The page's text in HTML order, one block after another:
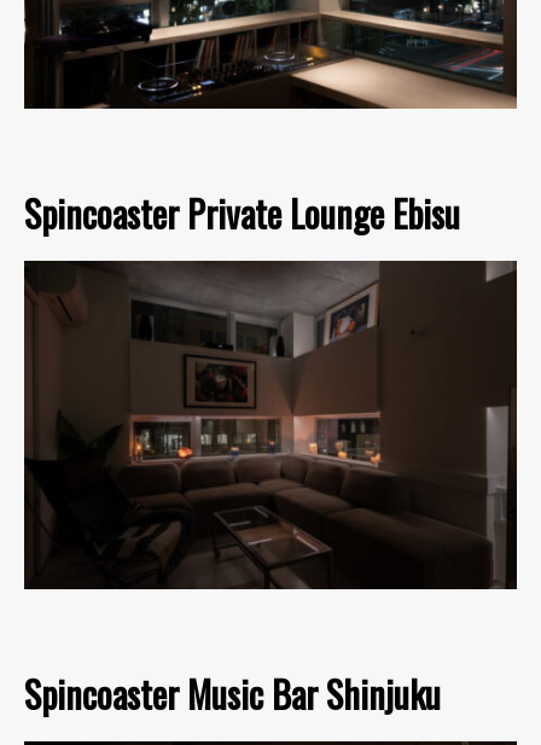
Spincoaster Private Lounge Ebisu
Spincoaster Music Bar Shinjuku